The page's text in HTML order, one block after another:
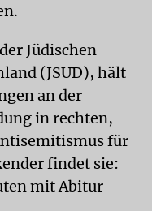
Jüdischen
(JSUD), hält
an der
in rechten,
für
findet sie:
mit Abitur